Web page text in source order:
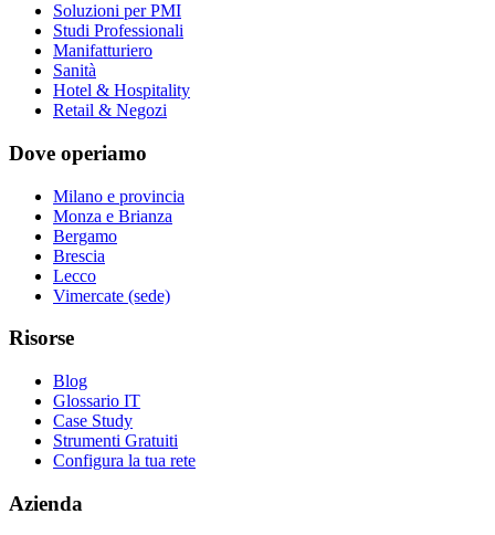
Soluzioni per PMI
Studi Professionali
Manifatturiero
Sanità
Hotel & Hospitality
Retail & Negozi
Dove operiamo
Milano e provincia
Monza e Brianza
Bergamo
Brescia
Lecco
Vimercate (sede)
Risorse
Blog
Glossario IT
Case Study
Strumenti Gratuiti
Configura la tua rete
Azienda